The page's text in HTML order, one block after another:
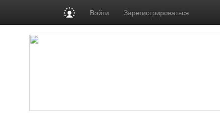
Войти Зарегистрироваться